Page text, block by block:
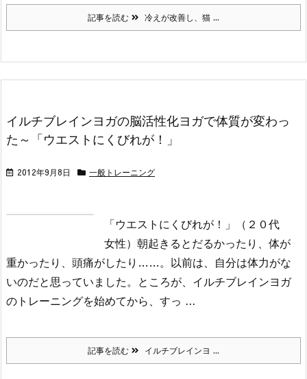
記事を読む 冷えが改善し、猫 ...
イルチブレインヨガの脳活性化ヨガで体質が変わっ
た～「ウエストにくびれが！」
2012年9月8日 一般トレーニング
「ウエストにくびれが！」（２０代
女性） 朝起きるとだるかったり、体が
重かったり、頭痛がしたり……。 以前は、自分は体力がな
いのだと思っていました。 ところが、イルチブレインヨガ
のトレーニングを始めてから、すっ ...
記事を読む イルチブレインヨ ...